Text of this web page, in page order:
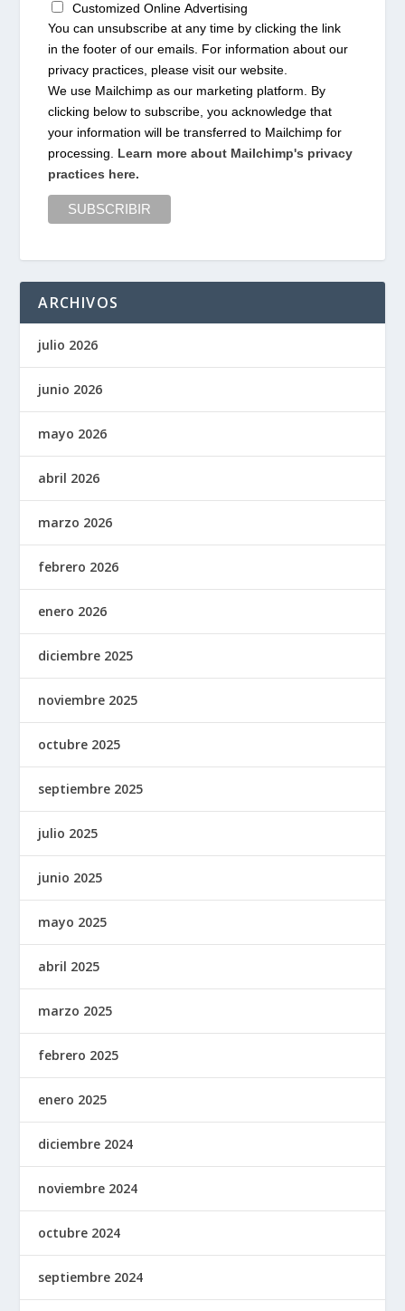
Customized Online Advertising
You can unsubscribe at any time by clicking the link
in the footer of our emails. For information about our
privacy practices, please visit our website.
We use Mailchimp as our marketing platform. By
clicking below to subscribe, you acknowledge that
your information will be transferred to Mailchimp for
processing. Learn more about Mailchimp's privacy
practices here.
ARCHIVOS
julio 2026
junio 2026
mayo 2026
abril 2026
marzo 2026
febrero 2026
enero 2026
diciembre 2025
noviembre 2025
octubre 2025
septiembre 2025
julio 2025
junio 2025
mayo 2025
abril 2025
marzo 2025
febrero 2025
enero 2025
diciembre 2024
noviembre 2024
octubre 2024
septiembre 2024